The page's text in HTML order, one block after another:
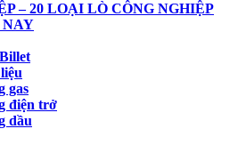
– 20 LOẠI LÒ CÔNG NGHIỆP
NAY
gas
điện trở
dầu